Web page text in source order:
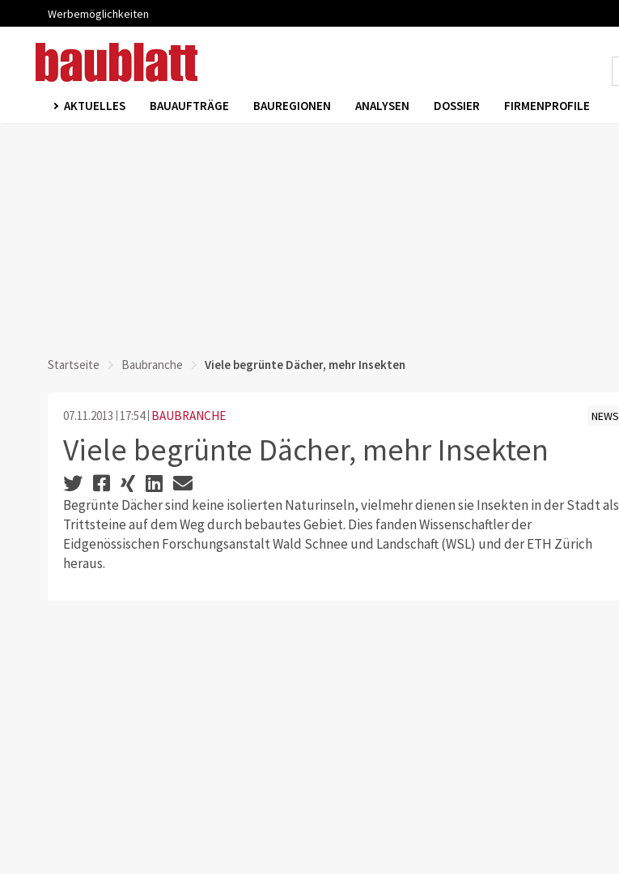
Werbemöglichkeiten
AKTUELLES BAUAUFTRÄGE BAUREGIONEN ANALYSEN DOSSIER FIRMENPROFILE
Startseite Baubranche Viele begrünte Dächer, mehr Insekten
07.11.2013 17:54 BAUBRANCHE NEWS
Viele begrünte Dächer, mehr Insekten
Begrünte Dächer sind keine isolierten Naturinseln, vielmehr dienen sie Insekten in der Stadt als
Trittsteine auf dem Weg durch bebautes Gebiet. Dies fanden Wissenschaftler der
Eidgenössischen Forschungsanstalt Wald Schnee und Landschaft (WSL) und der ETH Zürich
heraus.